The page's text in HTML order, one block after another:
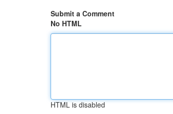
Submit a Comment
No HTML
HTML is disabled